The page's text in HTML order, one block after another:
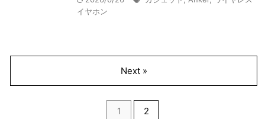
イヤホン
1 2
Next »